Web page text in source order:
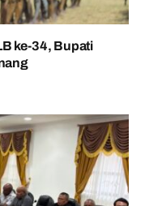
ke-34, Bupati